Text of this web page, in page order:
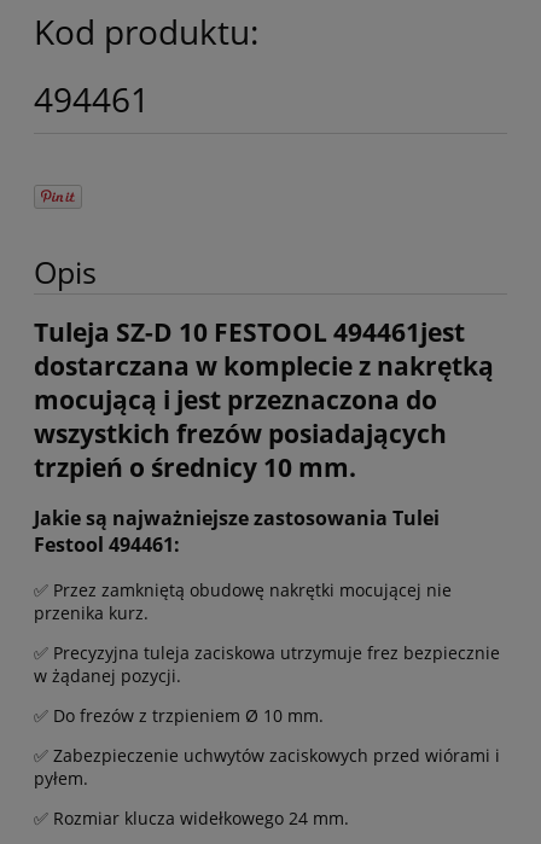
Kod produktu:
494461
Opis
Tuleja SZ-D 10 FESTOOL 494461jest
dostarczana w komplecie z nakrętką
mocującą i jest przeznaczona do
wszystkich frezów posiadających
trzpień o średnicy 10 mm.
Jakie są najważniejsze zastosowania Tulei
Festool 494461:
✅ Przez zamkniętą obudowę nakrętki mocującej nie
przenika kurz.
✅ Precyzyjna tuleja zaciskowa utrzymuje frez bezpiecznie
w żądanej pozycji.
✅ Do frezów z trzpieniem Ø 10 mm.
✅ Zabezpieczenie uchwytów zaciskowych przed wiórami i
pyłem.
✅ Rozmiar klucza widełkowego 24 mm.